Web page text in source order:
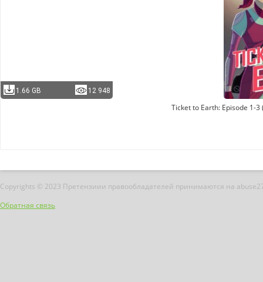
1.66 GB 12 948
Ticket to Earth: Episode 1-
Copyrights © 2023 Претензиии правообладателей принимаются на
Обратная связь